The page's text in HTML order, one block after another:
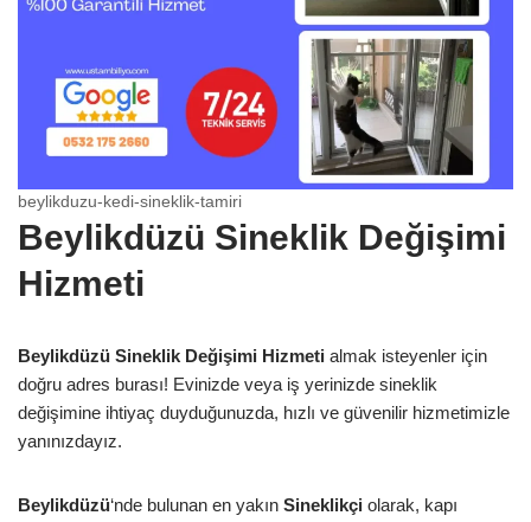
beylikduzu-kedi-sineklik-tamiri
Beylikdüzü Sineklik Değişimi
Hizmeti
Beylikdüzü Sineklik Değişimi Hizmeti almak isteyenler için
doğru adres burası! Evinizde veya iş yerinizde sineklik
değişimine ihtiyaç duyduğunuzda, hızlı ve güvenilir hizmetimizle
yanınızdayız.
Beylikdüzü‘nde bulunan en yakın Sineklikçi olarak, kapı